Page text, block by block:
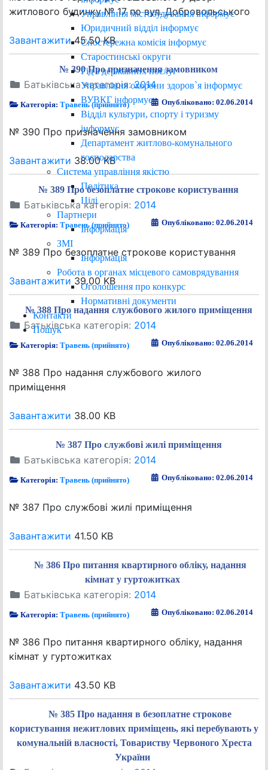
Управління містобудування інформує
Юридичний відділ інформує
Спостережна комісія інформує
Старостинські округи
Гід з державних послуг
Управління охорони здоров`я інформує
ВУВКГ інформує
Відділ культури, спорту і туризму
інформує
Департамент житлово-комунального
господарства
Система управління якістю
Політика
Цілі
Партнери
Інформація
ЗМІ
Інформація
Робота в органах місцевого самоврядування
Оголошення про конкурс
Нормативні документи
Контакти
Пошук
житлового будинку № 17 по вул. Добровольського
Завантажити45.50 KB
№ 390 Про призначення замовником
Батьківська категорія:2014
Категорія:Травень (прийнято) Опубліковано: 02.06.2014
№ 390 Про призначення замовником
Завантажити 38.00 KB
№ 389 Про безоплатне строкове користування
Батьківська категорія: 2014
Категорія:Травень (прийнято) Опубліковано: 02.06.2014
№ 389 Про безоплатне строкове користування
Завантажити 39.00 KB
№ 388 Про надання службового жилого приміщення
Батьківська категорія: 2014
Категорія:Травень (прийнято) Опубліковано: 02.06.2014
№ 388 Про надання службового жилого
приміщення
Завантажити 38.00 KB
№ 387 Про службові жилі приміщення
Батьківська категорія: 2014
Категорія:Травень (прийнято) Опубліковано: 02.06.2014
№ 387 Про службові жилі приміщення
Завантажити 41.50 KB
№ 386 Про питання квартирного обліку, надання
кімнат у гуртожитках
Батьківська категорія: 2014
Категорія:Травень (прийнято) Опубліковано: 02.06.2014
№ 386 Про питання квартирного обліку, надання
кімнат у гуртожитках
Завантажити 43.50 KB
№ 385 Про надання в безоплатне строкове
користування нежитлових приміщень, які перебувають у
комунальній власності, Товариству Червоного Хреста
України